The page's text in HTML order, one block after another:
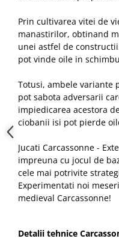
Prin cultivarea vitei de
manastirilor, obtinand
unei astfel de
pot vinde oile in
Totusi, ambele variante
pot sabota adversarii
impiedicarea acestora
ciobanii isi pot pierde
Jucati Carcassonne -
impreuna cu jocul de
cele mai potrivite
Experimentati noi
medieval Carcassonne!
Detalii tehnice